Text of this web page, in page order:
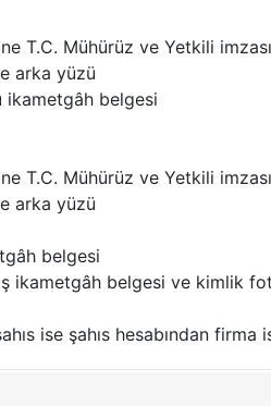
T.C. Mühürüz ve Yetkili
arka yüzü
ikametgâh belgesi
T.C. Mühürüz ve Yetkili
arka yüzü
belgesi
ikametgâh belgesi ve kimlik
ise şahıs hesabından